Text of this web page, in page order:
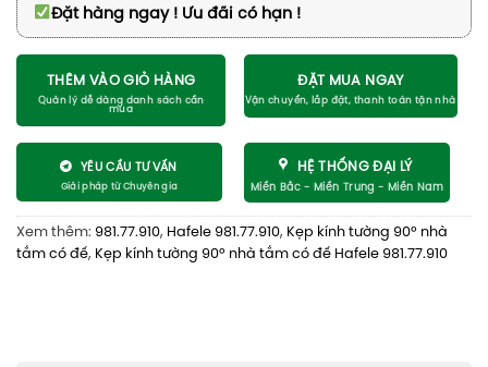
Đặt hàng ngay ! Ưu đãi có hạn !
THÊM VÀO GIỎ HÀNG ĐẶT MUA NGAY
YÊU CẦU TƯ VẤN HỆ THỐNG ĐẠI LÝ
Xem thêm: 981.77.910, Hafele 981.77.910, Kẹp kính tường 90º nhà
tắm có đế, Kẹp kính tường 90º nhà tắm có đế Hafele 981.77.910